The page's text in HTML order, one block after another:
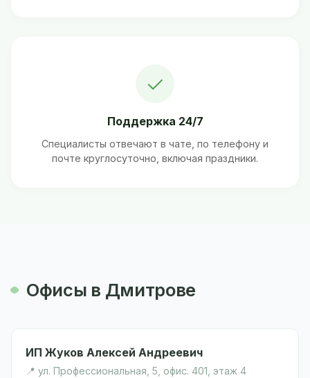
✓
Поддержка 24/7
Специалисты отвечают в чате, по телефону и
почте круглосуточно, включая праздники.
Офисы в Дмитрове
ИП Жуков Алексей Андреевич
📍 ул. Профессиональная, 5, офис. 401, этаж 4